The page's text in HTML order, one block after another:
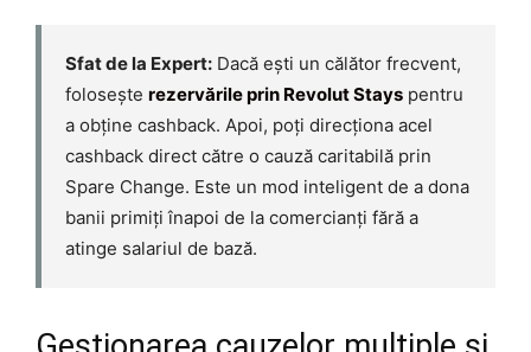
Sfat de la Expert: Dacă ești un călător frecvent,
folosește rezervările prin Revolut Stays pentru
a obține cashback. Apoi, poți direcționa acel
cashback direct către o cauză caritabilă prin
Spare Change. Este un mod inteligent de a dona
banii primiți înapoi de la comercianți fără a
atinge salariul de bază.